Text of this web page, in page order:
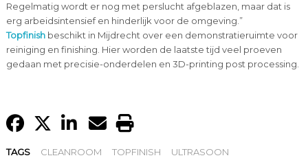
Regelmatig wordt er nog met perslucht afgeblazen, maar dat is
erg arbeidsintensief en hinderlijk voor de omgeving.”
Topfinishbeschikt in Mijdrecht over een demonstratieruimte voor
reiniging en finishing. Hier worden de laatste tijd veel proeven
gedaan met precisie-onderdelen en 3D-printing post processing.
TAGS CLEANROOM TOPFINISH
ULTRASOON